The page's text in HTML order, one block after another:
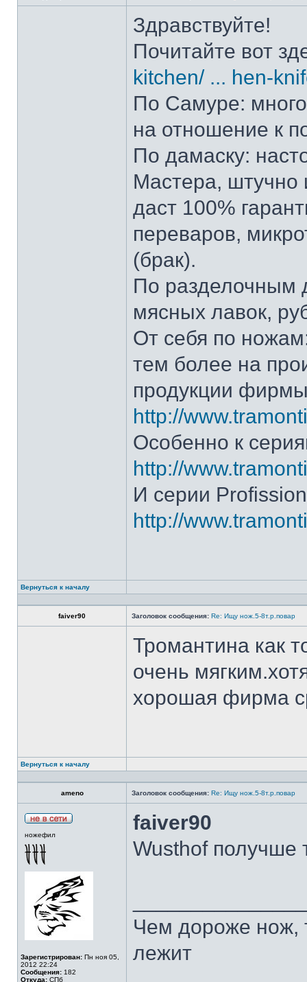
Здравствуйте!
Почитайте вот
kitchen/ ... hen-
По Самуре: много
на отношение к
По дамаску:
Мастера, штучно
даст 100%
переваров,
(брак).
По разделочным
мясных лавок,
От себя по
тем более на
продукции
http://
Особенно к
http://
И серии
http://
Вернуться к началу
faiver90 Заголовок сообщения: Re: Ищу нож.5-8т.р.повар
Тромантина как
очень
хорошая фирма
Вернуться к началу
ameno Заголовок сообщения: Re: Ищу нож.5-8т.р.повар
ножефил
Зарегистрирован: Пн ноя 05,
2012 22:24
Сообщения: 182
Откуда: СПб
faiver90
Wusthof получше
Чем дороже нож,
лежит